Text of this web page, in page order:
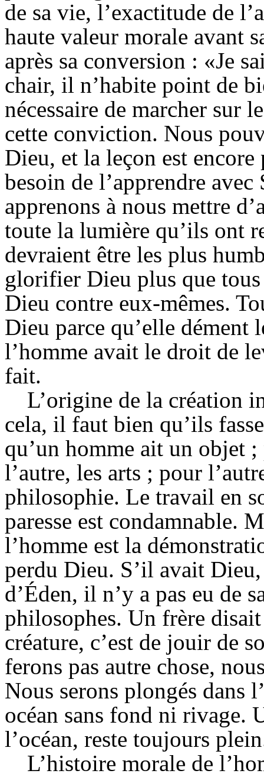
de sa vie, l’exactitude de
haute valeur morale avant
après sa conversion : «Je
chair, il n’habite point de
nécessaire de marcher sur
cette conviction. Nous
Dieu, et la leçon est
besoin de l’apprendre
apprenons à nous mettre
toute la lumière qu’ils ont
devraient être les plus
glorifier Dieu plus que tous
Dieu contre eux-mêmes.
Dieu parce qu’elle dément
l’homme avait le droit de
fait.
L’origine de la création
cela, il faut bien qu’ils
qu’un homme ait un objet
l’autre, les arts ; pour
philosophie. Le travail en
paresse est condamnable.
l’homme est la
perdu Dieu. S’il avait
d’Éden, il n’y a pas eu de
philosophes. Un frère
créature, c’est de jouir de
ferons pas autre chose,
Nous serons plongés dans
océan sans fond ni rivage.
l’océan, reste toujours
L’histoire morale de